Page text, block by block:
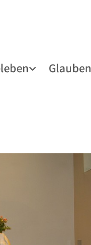
Glauben